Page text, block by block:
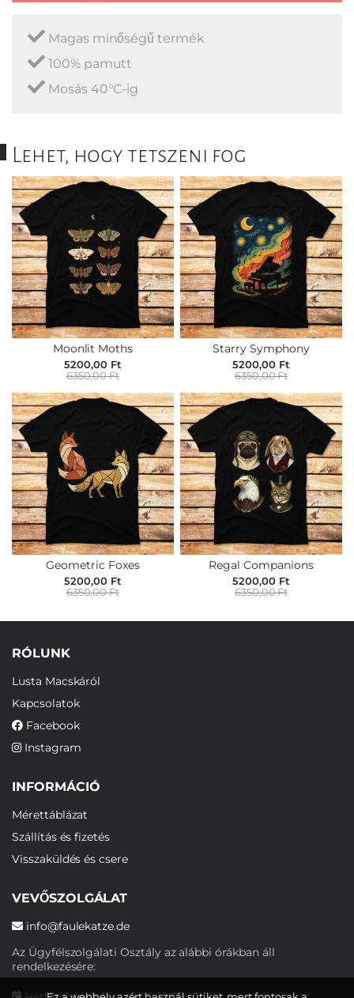
Magas minőségű termék
100% pamutt
Mosás 40°C-ig
Lehet, hogy tetszeni fog
Moonlit Moths
5200,00 Ft
6350,00 Ft
Starry Symphony
5200,00 Ft
6350,00 Ft
Geometric Foxes
5200,00 Ft
6350,00 Ft
Regal Companions
5200,00 Ft
6350,00 Ft
RÓLUNK
Lusta Macskáról
Kapcsolatok
Facebook
Instagram
INFORMÁCIÓ
Mérettáblázat
Szállítás és fizetés
Visszaküldés és csere
VEVŐSZOLGÁLAT
info@faulekatze.de
Az Ügyfélszolgálati Osztály az alábbi órákban áll
rendelkezésére: